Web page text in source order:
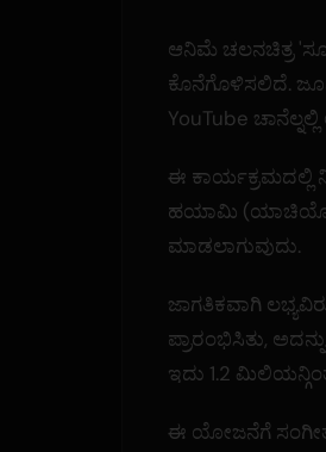
ಆನಿಮೆ ಚಲನಚಿತ್ರ
ಕೊನೆಗೊಳಿಸಲಿದೆ.
YouTube
ಈ ಕಾರ್ಯಕ್ರಮದಲ್ಲಿ
ಹಯಾಮಿ (ಯಾಚಿಯೊ
ಮಾಡಲಾಗುವುದು.
ಜಾಗತಿಕವಾಗಿ
ಪ್ರಾರಂಭಿಸಿತು,
ಇದು 1.2
ಈ ಯೋಜನೆಗೆ